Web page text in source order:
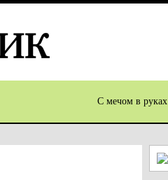
С мечом в руках